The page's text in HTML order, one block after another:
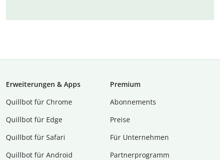
Erweiterungen & Apps
Quillbot für Chrome
Quillbot für Edge
Quillbot für Safari
Quillbot für Android
Premium
Abon­ne­ments
Preise
Für Unternehmen
Partnerprogramm